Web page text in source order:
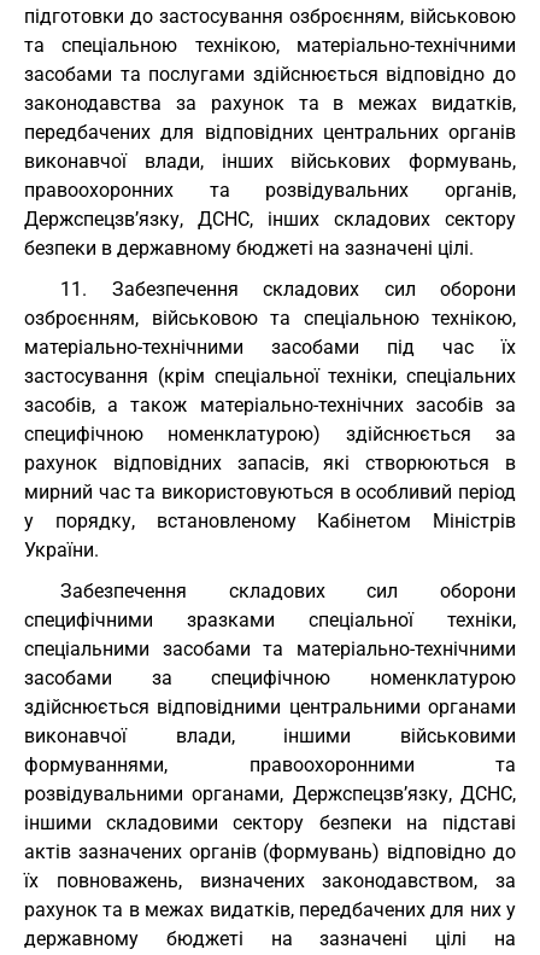
підготовки до застосування озброєнням, військовою
та спеціальною технікою, матеріально-технічними
засобами та послугами здійснюється відповідно до
законодавства за рахунок та в межах видатків,
передбачених для відповідних центральних органів
виконавчої влади, інших військових формувань,
правоохоронних та розвідувальних органів,
Держспецзв’язку, ДСНС, інших складових сектору
безпеки в державному бюджеті на зазначені цілі.
11. Забезпечення складових сил оборони
озброєнням, військовою та спеціальною технікою,
матеріально-технічними засобами під час їх
застосування (крім спеціальної техніки, спеціальних
засобів, а також матеріально-технічних засобів за
специфічною номенклатурою) здійснюється за
рахунок відповідних запасів, які створюються в
мирний час та використовуються в особливий період
у порядку, встановленому Кабінетом Міністрів
України.
Забезпечення складових сил оборони
специфічними зразками спеціальної техніки,
спеціальними засобами та матеріально-технічними
засобами за специфічною номенклатурою
здійснюється відповідними центральними органами
виконавчої влади, іншими військовими
формуваннями, правоохоронними та
розвідувальними органами, Держспецзв’язку, ДСНС,
іншими складовими сектору безпеки на підставі
актів зазначених органів (формувань) відповідно до
їх повноважень, визначених законодавством, за
рахунок та в межах видатків, передбачених для них у
державному бюджеті на зазначені цілі на